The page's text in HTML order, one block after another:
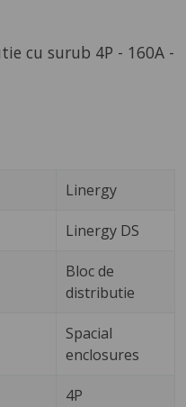
cu surub 4P - 160A -
Linergy
Linergy DS
Bloc de
distributie
Spacial
enclosures
4P